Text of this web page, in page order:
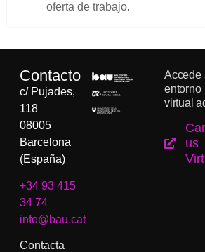
oferta de trabajo.
Contacto
c/ Pujades,
118
08005
Barcelona
(España)
+34 93 415
34 74
info@bau.cat
Contacta
Accede
entorno
virtual
us